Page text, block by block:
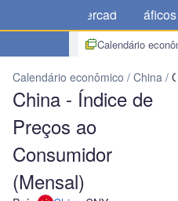
Mercados
Calendário
Calendário econômico China
China - Índice de
Preços ao
Consumidor
(Mensal)